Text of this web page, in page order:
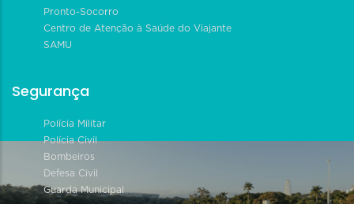
Pronto-Socorro
Centro de Atenção à Saúde do Viajante
SAMU
Segurança
Polícia Militar
Polícia Civil
Bombeiros
Defesa Civil
Guarda Municipal